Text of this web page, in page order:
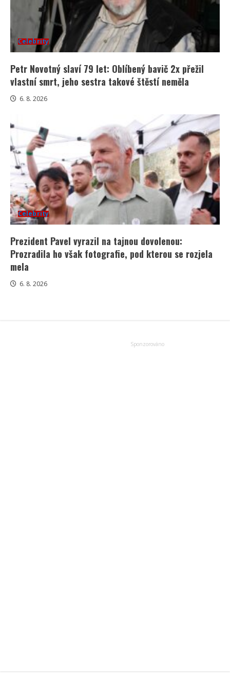
Celebrity
Petr Novotný slaví 79 let: Oblíbený bavič 2x přežil
vlastní smrt, jeho sestra takové štěstí neměla
6. 8. 2026
Celebrity
Prezident Pavel vyrazil na tajnou dovolenou:
Prozradila ho však fotografie, pod kterou se rozjela
mela
6. 8. 2026